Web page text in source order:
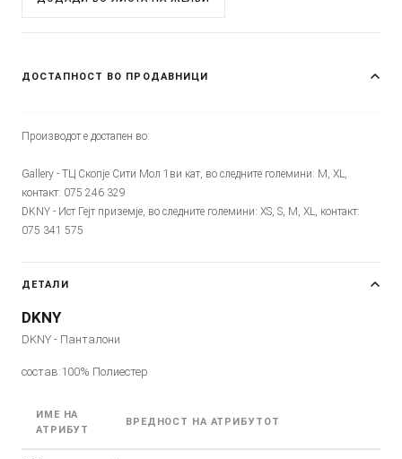
ДОСТАПНОСТ ВО ПРОДАВНИЦИ
Производот е достапен во:
Gallery - ТЦ Скопје Сити Мол 1ви кат, во следните големини: M, XL,
контакт: 075 246 329
DKNY - Ист Гејт приземје, во следните големини: XS, S, M, XL, контакт:
075 341 575
ДЕТАЛИ
DKNY
DKNY - Панталони
состав:100% Полиестер
ИМЕ НА
АТРИБУТ
ВРЕДНОСТ НА АТРИБУТОТ